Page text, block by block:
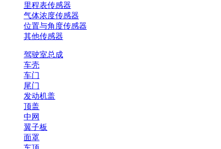
里程表传感器
气体浓度传感器
位置与角度传感器
其他传感器
驾驶室总成
车壳
车门
尾门
发动机盖
顶盖
中网
翼子板
面罩